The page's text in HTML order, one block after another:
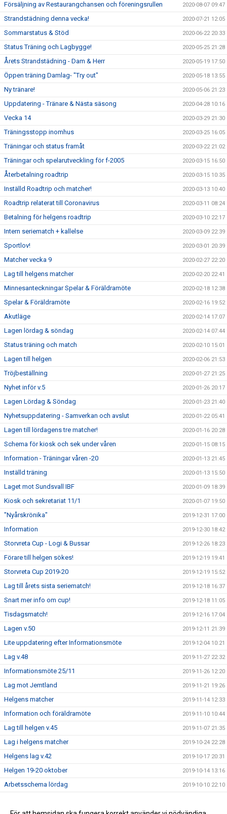
Försäljning av Restaurangchansen och föreningsrullen 2020-08-07 09:47
Strandstädning denna vecka! 2020-07-21 12:05
Sommarstatus & Stöd 2020-06-22 20:33
Status Träning och Lagbygge! 2020-05-25 21:28
Årets Strandstädning - Dam & Herr 2020-05-19 17:50
Öppen träning Damlag- "Try out" 2020-05-18 13:55
Ny tränare! 2020-05-06 21:23
Uppdatering - Tränare & Nästa säsong 2020-04-28 10:16
Vecka 14 2020-03-29 21:30
Träningsstopp inomhus 2020-03-25 16:05
Träningar och status framåt 2020-03-22 21:02
Träningar och spelarutveckling för f-2005 2020-03-15 16:50
Återbetalning roadtrip 2020-03-15 10:35
Inställd Roadtrip och matcher! 2020-03-13 10:40
Roadtrip relaterat till Coronavirus 2020-03-11 08:24
Betalning för helgens roadtrip 2020-03-10 22:17
Intern seriematch + kallelse 2020-03-09 22:39
Sportlov! 2020-03-01 20:39
Matcher vecka 9 2020-02-27 22:20
Lag till helgens matcher 2020-02-20 22:41
Minnesanteckningar Spelar & Föräldramöte 2020-02-18 12:38
Spelar & Föräldramöte 2020-02-16 19:52
Akutläge 2020-02-14 17:07
Lagen lördag & söndag 2020-02-14 07:44
Status träning och match 2020-02-10 15:01
Lagen till helgen 2020-02-06 21:53
Tröjbeställning 2020-01-27 21:25
Nyhet inför v.5 2020-01-26 20:17
Lagen Lördag & Söndag 2020-01-23 21:40
Nyhetsuppdatering - Samverkan och avslut 2020-01-22 05:41
Lagen till lördagens tre matcher! 2020-01-16 20:28
Schema för kiosk och sek under våren 2020-01-15 08:15
Information - Träningar våren -20 2020-01-13 21:45
Inställd träning 2020-01-13 15:50
Laget mot Sundsvall IBF 2020-01-09 18:39
Kiosk och sekretariat 11/1 2020-01-07 19:50
"Nyårskrönika" 2019-12-31 17:00
Information 2019-12-30 18:42
Storvreta Cup - Logi & Bussar 2019-12-26 18:23
Förare till helgen sökes! 2019-12-19 19:41
Storvreta Cup 2019-20 2019-12-19 15:52
Lag till årets sista seriematch! 2019-12-18 16:37
Snart mer info om cup! 2019-12-18 11:05
Tisdagsmatch! 2019-12-16 17:04
Lagen v.50 2019-12-11 21:39
Lite uppdatering efter Informationsmöte 2019-12-04 10:21
Lag v.48 2019-11-27 22:32
Informationsmöte 25/11 2019-11-26 12:20
Lag mot Jemtland 2019-11-21 19:26
Helgens matcher 2019-11-14 12:33
Information och föräldramöte 2019-11-10 10:44
Lag till helgen v.45 2019-11-07 21:35
Lag i helgens matcher 2019-10-24 22:28
Helgens lag v.42 2019-10-17 20:31
Helgen 19-20 oktober 2019-10-14 13:16
Arbetsschema lördag 2019-10-10 22:10